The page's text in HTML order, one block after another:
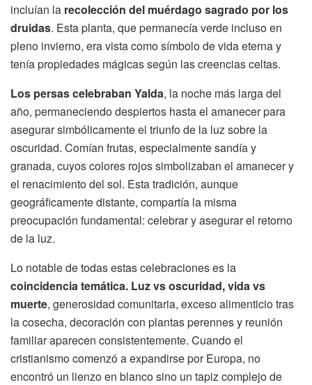
incluían la recolección del muérdago sagrado por los
druidas. Esta planta, que permanecía verde incluso en
pleno invierno, era vista como símbolo de vida eterna y
tenía propiedades mágicas según las creencias celtas.
Los persas celebraban Yalda, la noche más larga del
año, permaneciendo despiertos hasta el amanecer para
asegurar simbólicamente el triunfo de la luz sobre la
oscuridad. Comían frutas, especialmente sandía y
granada, cuyos colores rojos simbolizaban el amanecer y
el renacimiento del sol. Esta tradición, aunque
geográficamente distante, compartía la misma
preocupación fundamental: celebrar y asegurar el retorno
de la luz.
Lo notable de todas estas celebraciones es la
coincidencia temática. Luz vs oscuridad, vida vs
muerte, generosidad comunitaria, exceso alimenticio tras
la cosecha, decoración con plantas perennes y reunión
familiar aparecen consistentemente. Cuando el
cristianismo comenzó a expandirse por Europa, no
encontró un lienzo en blanco sino un tapiz complejo de